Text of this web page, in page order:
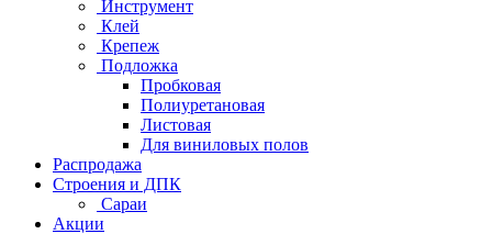
Инструмент
Клей
Крепеж
Подложка
Пробковая
Полиуретановая
Листовая
Для виниловых полов
Распродажа
Строения и ДПК
Сараи
Акции